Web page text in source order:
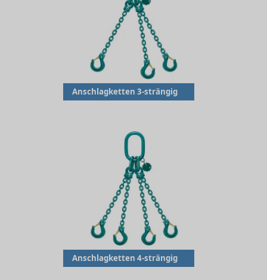
Anschlagketten 3-strängig
Anschlagketten 4-strängig